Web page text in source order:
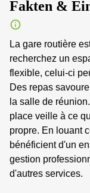
Fakten &
La gare routière
recherchez un
flexible, celui-ci
Des repas
la salle de
place veille à ce
propre. En louant
bénéficient d'un
gestion
d'autres services.